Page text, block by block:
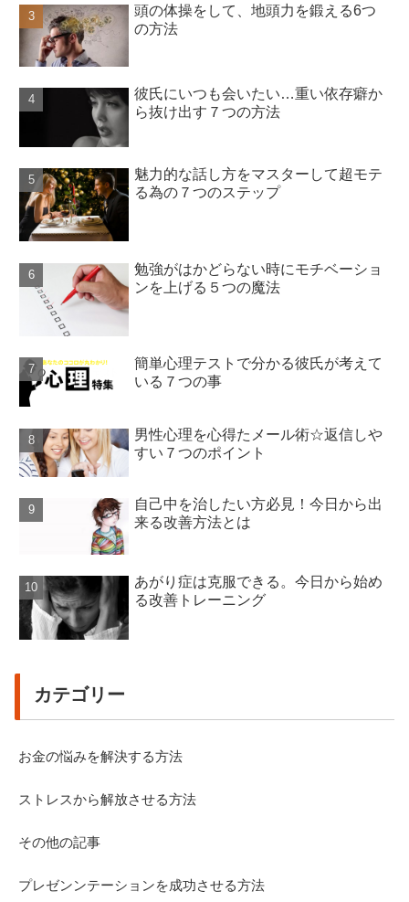
頭の体操をして、地頭力を鍛える6つ
の方法
彼氏にいつも会いたい…重い依存癖か
ら抜け出す７つの方法
魅力的な話し方をマスターして超モテ
る為の７つのステップ
勉強がはかどらない時にモチベーショ
ンを上げる５つの魔法
簡単心理テストで分かる彼氏が考えて
いる７つの事
男性心理を心得たメール術☆返信しや
すい７つのポイント
自己中を治したい方必見！今日から出
来る改善方法とは
あがり症は克服できる。今日から始め
る改善トレーニング
カテゴリー
お金の悩みを解決する方法
ストレスから解放させる方法
その他の記事
プレゼンンテーションを成功させる方法